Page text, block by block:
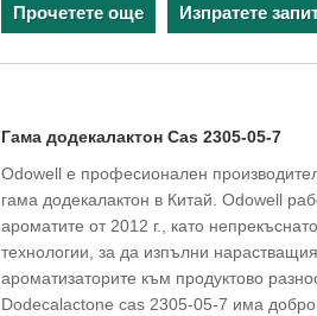
Прочетете още Изпратете
Гама додекалактон Cas 2305-05-7
Odowell е професионален
гама додекалактон в Китай. Odowell
ароматите от 2012 г., като
технологии, за да изпълни
ароматизаторите към продуктово
Dodecalactone cas 2305-05-7 има